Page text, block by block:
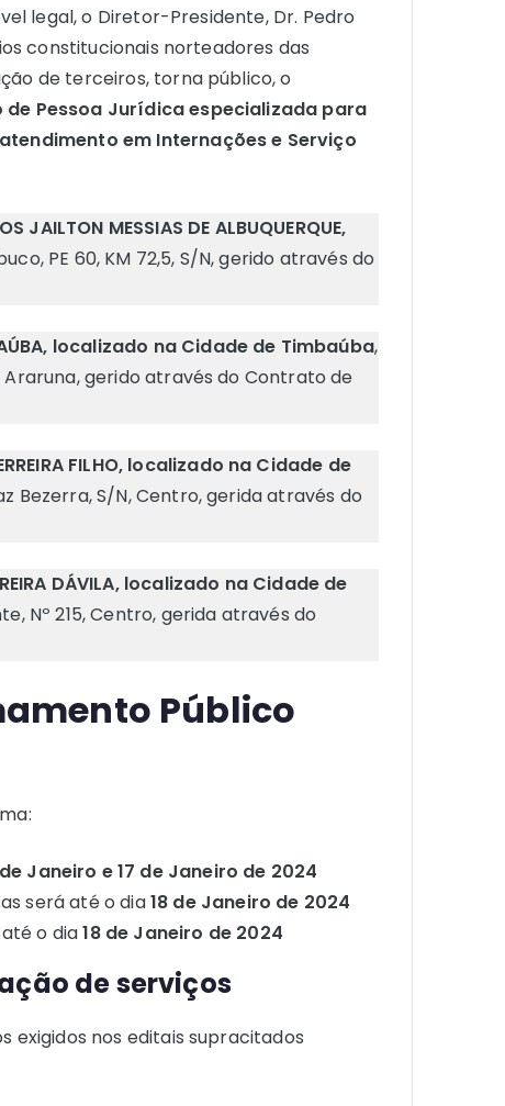
legal, o Diretor-Presidente, Dr. Pedro
constitucionais norteadores das
de terceiros, torna público, o
Pessoa Jurídica especializada para
em Internações e Serviço
JAILTON MESSIAS DE ALBUQUERQUE,
PE 60, KM 72,5, S/N, gerido através do
localizado na Cidade de Timbaúba,
Araruna, gerido através do Contrato de
FILHO, localizado na Cidade de
Bezerra, S/N, Centro, gerida através do
DÁVILA, localizado na Cidade de
Nº 215, Centro, gerida através do
Público
de Janeiro e 17 de Janeiro de 2024
será até o dia18 de Janeiro de 2024
o dia18 de Janeiro de 2024
de serviços
exigidos nos editais supracitados